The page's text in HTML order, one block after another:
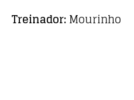
Treinador:Mourinho